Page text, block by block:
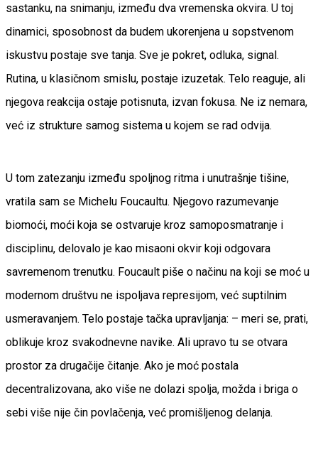
sastanku, na snimanju, između dva vremenska okvira. U toj
dinamici, sposobnost da budem ukorenjena u sopstvenom
iskustvu postaje sve tanja. Sve je pokret, odluka, signal.
Rutina, u klasičnom smislu, postaje izuzetak. Telo reaguje, ali
njegova reakcija ostaje potisnuta, izvan fokusa. Ne iz nemara,
već iz strukture samog sistema u kojem se rad odvija.
U tom zatezanju između spoljnog ritma i unutrašnje tišine,
vratila sam se Michelu Foucaultu. Njegovo razumevanje
biomoći, moći koja se ostvaruje kroz samoposmatranje i
disciplinu, delovalo je kao misaoni okvir koji odgovara
savremenom trenutku. Foucault piše o načinu na koji se moć u
modernom društvu ne ispoljava represijom, već suptilnim
usmeravanjem. Telo postaje tačka upravljanja: – meri se, prati,
oblikuje kroz svakodnevne navike. Ali upravo tu se otvara
prostor za drugačije čitanje. Ako je moć postala
decentralizovana, ako više ne dolazi spolja, možda i briga o
sebi više nije čin povlačenja, već promišljenog delanja.